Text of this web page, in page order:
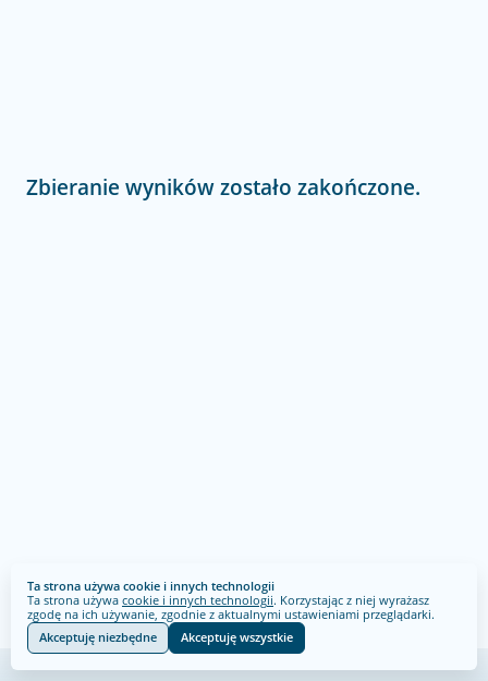
Ta strona używa cookie i innych technologii
Ta strona używa cookie i innych technologii. Korzystając z niej wyrażasz
zgodę na ich używanie, zgodnie z aktualnymi ustawieniami przeglądarki.
Akceptuję niezbędne
Akceptuję wszystkie
Zbieranie wyników zostało zakończone.